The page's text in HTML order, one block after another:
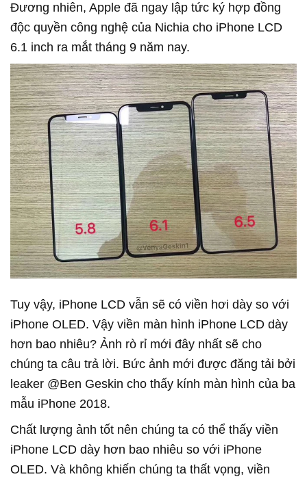
Đương nhiên, Apple đã ngay lập tức ký hợp đồng
độc quyền công nghệ của Nichia cho iPhone LCD
6.1 inch ra mắt tháng 9 năm nay.
Tuy vậy, iPhone LCD vẫn sẽ có viền hơi dày so với
iPhone OLED. Vậy viền màn hình iPhone LCD dày
hơn bao nhiêu? Ảnh rò rỉ mới đây nhất sẽ cho
chúng ta câu trả lời. Bức ảnh mới được đăng tải bởi
leaker @Ben Geskin cho thấy kính màn hình của ba
mẫu iPhone 2018.
Chất lượng ảnh tốt nên chúng ta có thể thấy viền
iPhone LCD dày hơn bao nhiêu so với iPhone
OLED. Và không khiến chúng ta thất vọng, viền